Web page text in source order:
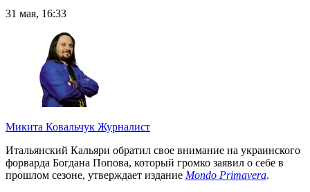
31 мая, 16:33
Микита Ковальчук Журналист
Итальянский Кальяри обратил свое внимание на украинского
форварда Богдана Попова, который громко заявил о себе в
прошлом сезоне, утверждает издание Mondo Primavera.